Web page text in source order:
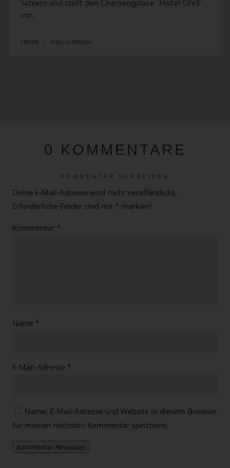
Schlern und stellt den Charmingplace "Hotel Gfell"
vor.
PRESSE PUBLIKATIONEN
0 KOMMENTARE
KOMMENTAR SCHREIBEN
Deine E-Mail-Adresse wird nicht veröffentlicht.
Erforderliche Felder sind mit * markiert
Kommentar *
Name *
E-Mail-Adresse *
Name, E-Mail-Adresse und Website in diesem Browser
für meinen nächsten Kommentar speichern.
Kommentar Absenden